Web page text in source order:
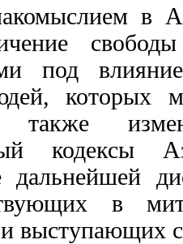
в
под
которых
также
кодексы
дальнейшей
в
выступающих